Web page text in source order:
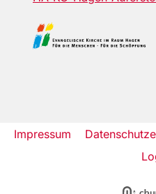
Impressum